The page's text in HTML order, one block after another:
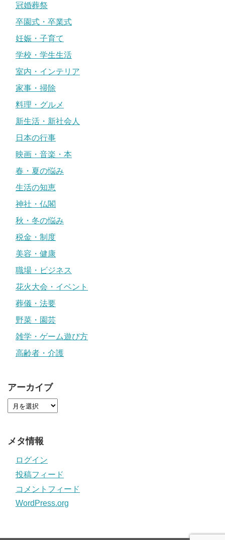
冠婚葬祭
卒園式・卒業式
妊娠・子育て
学校・学生生活
室内・インテリア
家事・掃除
料理・グルメ
新生活・新社会人
日本の行事
映画・音楽・本
春・夏の悩み
生活の知恵
神社・仏閣
秋・冬の悩み
税金・制度
美容・健康
職場・ビジネス
花火大会・イベント
葬儀・法要
野菜・園芸
雑学・ゲーム遊び方
高齢者・介護
アーカイブ
メタ情報
ログイン
投稿フィード
コメントフィード
WordPress.org